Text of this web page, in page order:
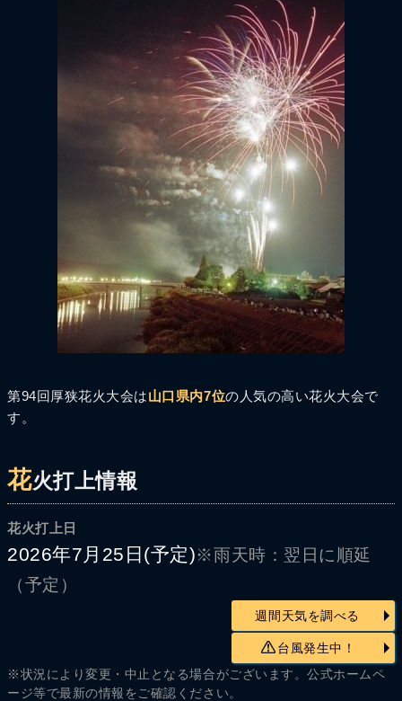
第94回厚狭花火大会は山口県内7位の人気の高い花火大会で
す。
花火打上情報
花火打上日
2026年7月25日(予定)※雨天時：翌日に順延
（予定）
週間天気を調べる
台風発生中！
※状況により変更・中止となる場合がございます。公式ホームペ
ージ等で最新の情報をご確認ください。